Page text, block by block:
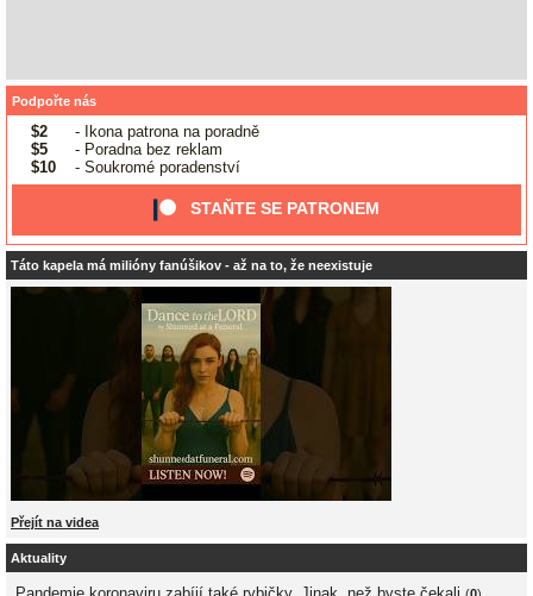
Podpořte nás
$2
- Ikona patrona na poradně
$5
- Poradna bez reklam
$10
- Soukromé poradenství
STAŇTE SE PATRONEM
Táto kapela má milióny fanúšikov - až na to, že neexistuje
Přejít na videa
Aktuality